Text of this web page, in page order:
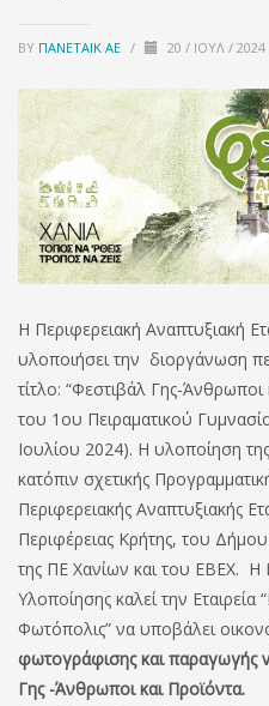
BY ΠΑΝΕΤΑΙΚ ΑΕ / 20 / ΙΟΎΛ / 2024
Η Περιφερειακή Αναπτυξιακή
υλοποιήσει την διοργάνωση
τίτλο: “Φεστιβάλ Γης-
του 1ου Πειραματικού
Ιουλίου 2024). Η υλοποίηση
κατόπιν σχετικής
Περιφερειακής Αναπτυξιακής
Περιφέρειας Κρήτης, του
της ΠΕ Χανίων και του ΕΒΕΧ.
Υλοποίησης καλεί την Εταιρεία
Φωτόπολις” να υποβάλει
φωτογράφισης και παραγωγής
Γης -Άνθρωποι και Προϊόντα.